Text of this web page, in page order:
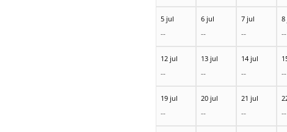
5 jul
--
6 jul
--
7 jul
--
8
--
12 jul
--
13 jul
--
14 jul
-- --
19 jul
--
20 jul
--
21 jul
-- --